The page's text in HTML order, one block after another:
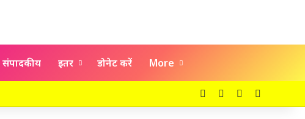
संपादकीय इतर डोनेट करें More
Facebook YouTube